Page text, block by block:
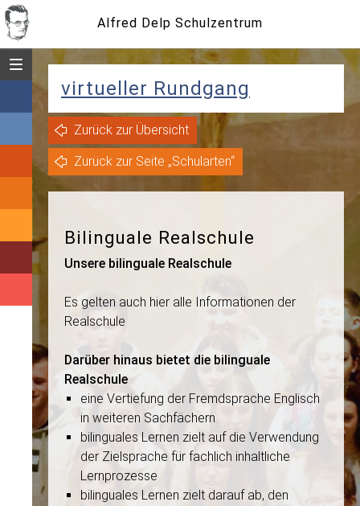
Alfred Delp Schulzentrum
Menü öffnen
virtueller Rundgang
Zurück zur Übersicht
Zurück zur Seite „Schularten“
Bilinguale Realschule
Unsere bilinguale Realschule
Es gelten auch hier alle Informationen der
Realschule
Darüber hinaus bietet die bilinguale
Realschule
eine Vertiefung der Fremdsprache Englisch
in weiteren Sachfächern
bilinguales Lernen zielt auf die Verwendung
der Zielsprache für fachlich inhaltliche
Lernprozesse
bilinguales Lernen zielt darauf ab, den